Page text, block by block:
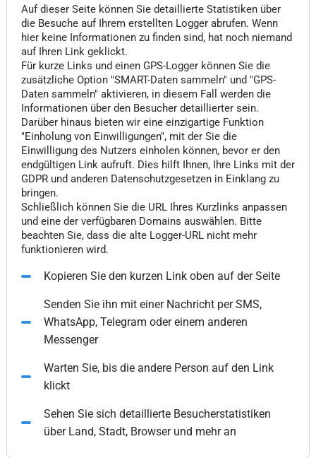
Auf dieser Seite können Sie detaillierte Statistiken über
die Besuche auf Ihrem erstellten Logger abrufen. Wenn
hier keine Informationen zu finden sind, hat noch niemand
auf Ihren Link geklickt.
Für kurze Links und einen GPS-Logger können Sie die
zusätzliche Option "SMART-Daten sammeln" und "GPS-
Daten sammeln" aktivieren, in diesem Fall werden die
Informationen über den Besucher detaillierter sein.
Darüber hinaus bieten wir eine einzigartige Funktion
"Einholung von Einwilligungen", mit der Sie die
Einwilligung des Nutzers einholen können, bevor er den
endgültigen Link aufruft. Dies hilft Ihnen, Ihre Links mit der
GDPR und anderen Datenschutzgesetzen in Einklang zu
bringen.
Schließlich können Sie die URL Ihres Kurzlinks anpassen
und eine der verfügbaren Domains auswählen. Bitte
beachten Sie, dass die alte Logger-URL nicht mehr
funktionieren wird.
Kopieren Sie den kurzen Link oben auf der Seite
Senden Sie ihn mit einer Nachricht per SMS,
WhatsApp, Telegram oder einem anderen
Messenger
Warten Sie, bis die andere Person auf den Link
klickt
Sehen Sie sich detaillierte Besucherstatistiken
über Land, Stadt, Browser und mehr an